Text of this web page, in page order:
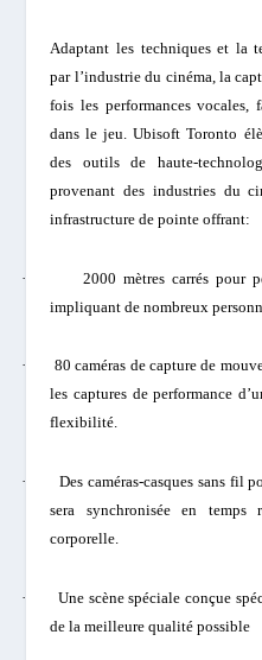
Adaptant les techniques et la
par l’industrie du cinéma, la
fois les performances vocales,
dans le jeu. Ubisoft Toronto
des outils de haute-
provenant des industries du
infrastructure de pointe offrant:
·
2000 mètres carrés pour
impliquant de nombreux
·
80 caméras de capture de
les captures de performance
flexibilité.
·
Des caméras-casques sans fil
sera synchronisée en
corporelle.
·
Une scène spéciale conçue
de la meilleure qualité possible